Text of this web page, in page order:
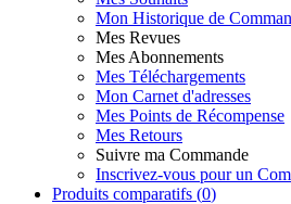
Mon Historique de
Mes Revues
Mes Abonnements
Mes Téléchargements
Mon Carnet d'adresses
Mes Points de Récompense
Mes Retours
Suivre ma Commande
Inscrivez-vous pour un
Produits comparatifs (0)